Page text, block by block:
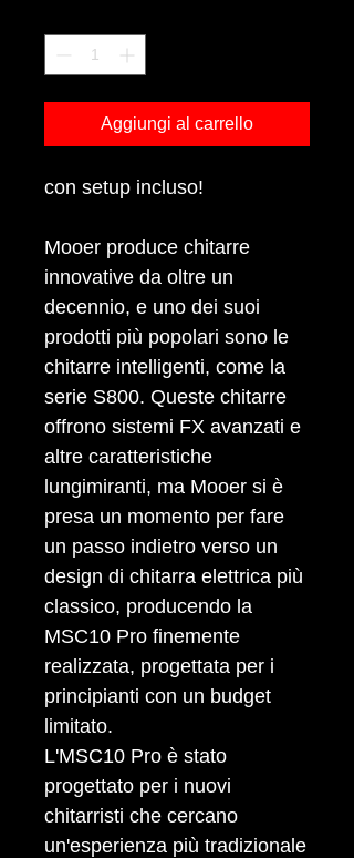
Aggiungi al carrello
con setup incluso!
Mooer produce chitarre
innovative da oltre un
decennio, e uno dei suoi
prodotti più popolari sono le
chitarre intelligenti, come la
serie S800. Queste chitarre
offrono sistemi FX avanzati e
altre caratteristiche
lungimiranti, ma Mooer si è
presa un momento per fare
un passo indietro verso un
design di chitarra elettrica più
classico, producendo la
MSC10 Pro finemente
realizzata, progettata per i
principianti con un budget
limitato.
L'MSC10 Pro è stato
progettato per i nuovi
chitarristi che cercano
un'esperienza più tradizionale